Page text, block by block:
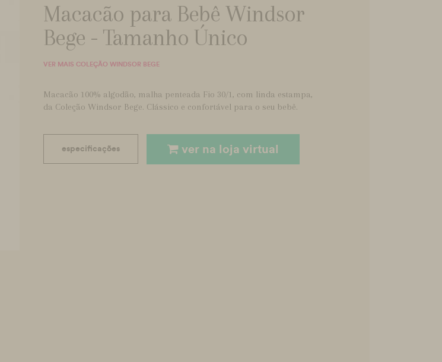
Macacão para Bebê Windsor
Bege - Tamanho Único
VER MAIS COLEÇÃO WINDSOR BEGE
Macacão 100% algodão, malha penteada Fio 30/1, com linda estampa,
da Coleção Windsor Bege. Clássico e confortável para o seu bebê.
especificações ver na loja virtual